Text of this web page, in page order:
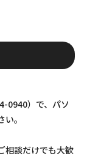
0940）で、パソ
。
相談だけでも大歓